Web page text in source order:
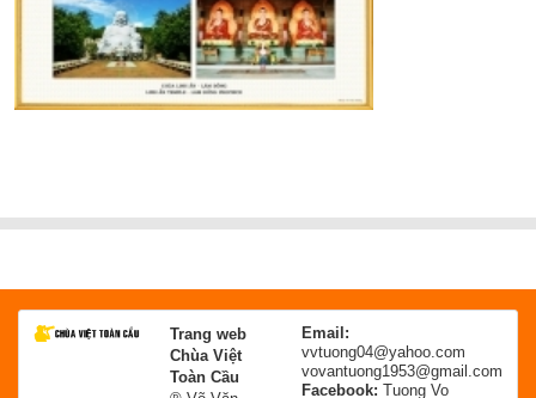
Trang web
Chùa Việt
Toàn Cầu
Email:
vvtuong04@yahoo.com
vovantuong1953@gmail.com
Facebook: Tuong Vo